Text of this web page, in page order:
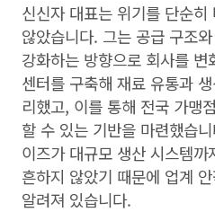
신신자 대표는 위기를 단순
않았습니다. 그는 공급 구조
강화하는 방향으로 회사를
센터를 구축해 재료 유통과
리했고, 이를 통해 전국 가맹
할 수 있는 기반을 마련했습
이즈가 대규모 생산 시스템
흔하지 않았기 때문에 업계
알려져 있습니다.